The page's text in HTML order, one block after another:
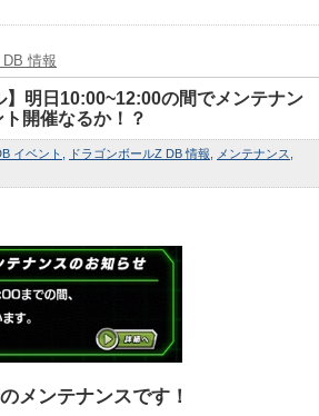
DB 情報
】明日10:00~12:00の間でメンテナン
開催なるか！？
イベント ドラゴンボールZ DB 情報
メンテナンス
メンテナンスです！